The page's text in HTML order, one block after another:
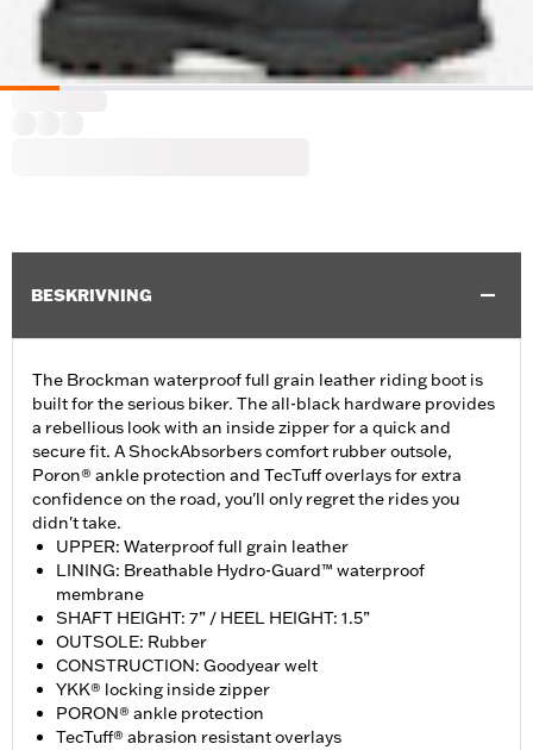
BESKRIVNING
The Brockman waterproof full grain leather riding boot is
built for the serious biker. The all-black hardware provides
a rebellious look with an inside zipper for a quick and
secure fit. A ShockAbsorbers comfort rubber outsole,
Poron® ankle protection and TecTuff overlays for extra
confidence on the road, you'll only regret the rides you
didn't take.
UPPER: Waterproof full grain leather
LINING: Breathable Hydro-Guard™ waterproof
membrane
SHAFT HEIGHT: 7” / HEEL HEIGHT: 1.5”
OUTSOLE: Rubber
CONSTRUCTION: Goodyear welt
YKK® locking inside zipper
PORON® ankle protection
TecTuff® abrasion resistant overlays